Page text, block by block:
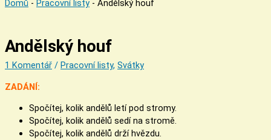
Domů - Pracovní listy - Andělský houf
Andělský houf
1 Komentář / Pracovní listy, Svátky
ZADÁNÍ:
Spočítej, kolik andělů letí pod stromy.
Spočítej, kolik andělů sedí na stromě.
Spočítej, kolik andělů drží hvězdu.